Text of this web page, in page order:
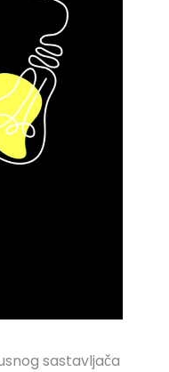
sastavljača